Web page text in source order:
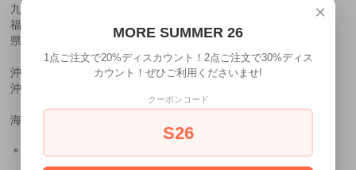
九州
福岡県:650円 佐賀県:650円 長崎県:650円 大分県:650円 熊本
県:650円 宮崎県:650円 鹿児島県:650円
沖縄県
沖縄:1240円
海外は要相談。
＊上記の価格に全てTAXが加算されます。
×
MORE SUMMER 26
1点ご注文で20%ディスカウント！2点ご注文で30%ディス
カウント！ぜひご利用くださいませ!
クーポンコード
S26